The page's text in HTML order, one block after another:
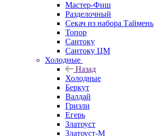
Мастер-Фиш
Разделочный
Секач из набора Таймень
Топор
Сантоку
Сантоку ЦМ
Холодные
Назад
Холодные
Беркут
Валдай
Гризли
Егерь
Златоуст
Златоуст-М